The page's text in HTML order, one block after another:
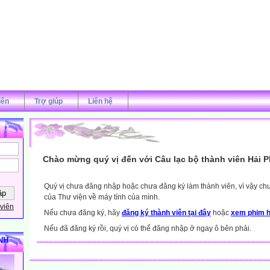
Trợ giúp Liên hệ
Chào mừng quý vị đến với Câu lạc bộ thành viên Hải
Quý vị chưa đăng nhập hoặc chưa đăng ký làm thành viên, vì vậy
của Thư viện về máy tính của mình.
Nếu chưa đăng ký, hãy đăng ký thành viên tại đây hoặc xem phim
Nếu đã đăng ký rồi, quý vị có thể đăng nhập ở ngay ô bên phải.